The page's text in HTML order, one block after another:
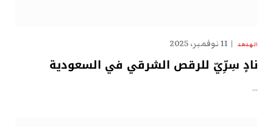
الهدهد 11 نوفمبر، 2025
نادٍ سِرِّيّ للرقص الشرقي في السعودية
…